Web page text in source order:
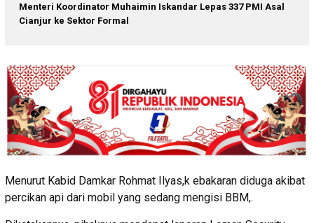
Menteri Koordinator Muhaimin Iskandar Lepas 337 PMI Asal
Cianjur ke Sektor Formal
Menurut Kabid Damkar Rohmat Ilyas,k ebakaran diduga akibat
percikan api dari mobil yang sedang mengisi BBM,.